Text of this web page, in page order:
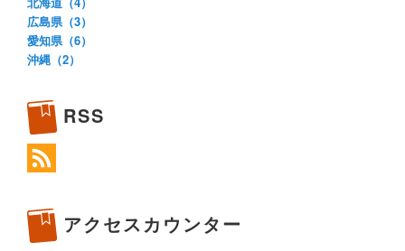
広島県（3）
愛知県（6）
沖縄（2）
RSS
アクセスカウンター